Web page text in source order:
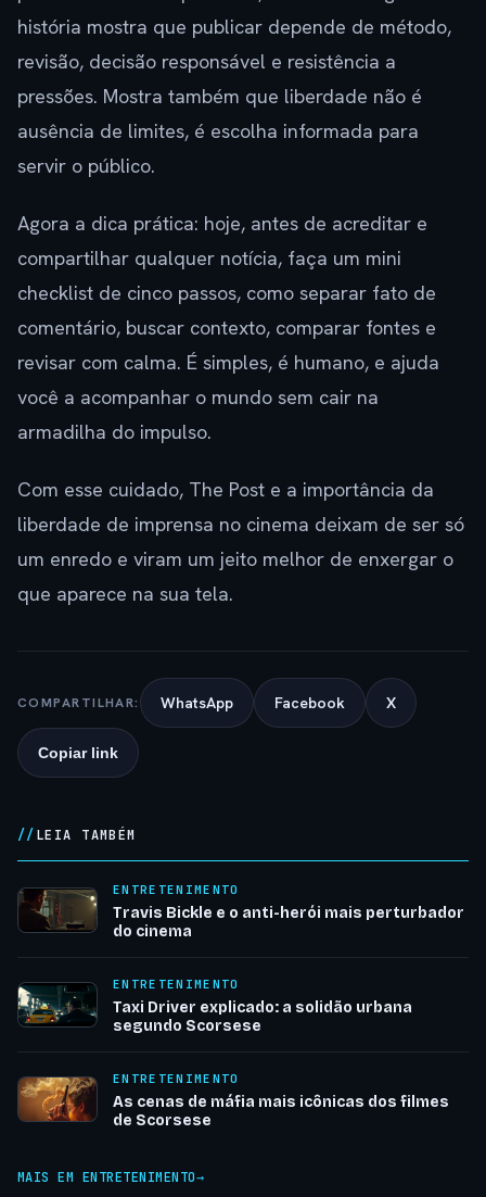
história mostra que publicar depende de método,
revisão, decisão responsável e resistência a
pressões. Mostra também que liberdade não é
ausência de limites, é escolha informada para
servir o público.
Agora a dica prática: hoje, antes de acreditar e
compartilhar qualquer notícia, faça um mini
checklist de cinco passos, como separar fato de
comentário, buscar contexto, comparar fontes e
revisar com calma. É simples, é humano, e ajuda
você a acompanhar o mundo sem cair na
armadilha do impulso.
Com esse cuidado, The Post e a importância da
liberdade de imprensa no cinema deixam de ser só
um enredo e viram um jeito melhor de enxergar o
que aparece na sua tela.
COMPARTILHAR: WhatsApp Facebook X
Copiar link
LEIA TAMBÉM
ENTRETENIMENTO
Travis Bickle e o anti-herói mais perturbador
do cinema
ENTRETENIMENTO
Taxi Driver explicado: a solidão urbana
segundo Scorsese
ENTRETENIMENTO
As cenas de máfia mais icônicas dos filmes
de Scorsese
MAIS EM ENTRETENIMENTO